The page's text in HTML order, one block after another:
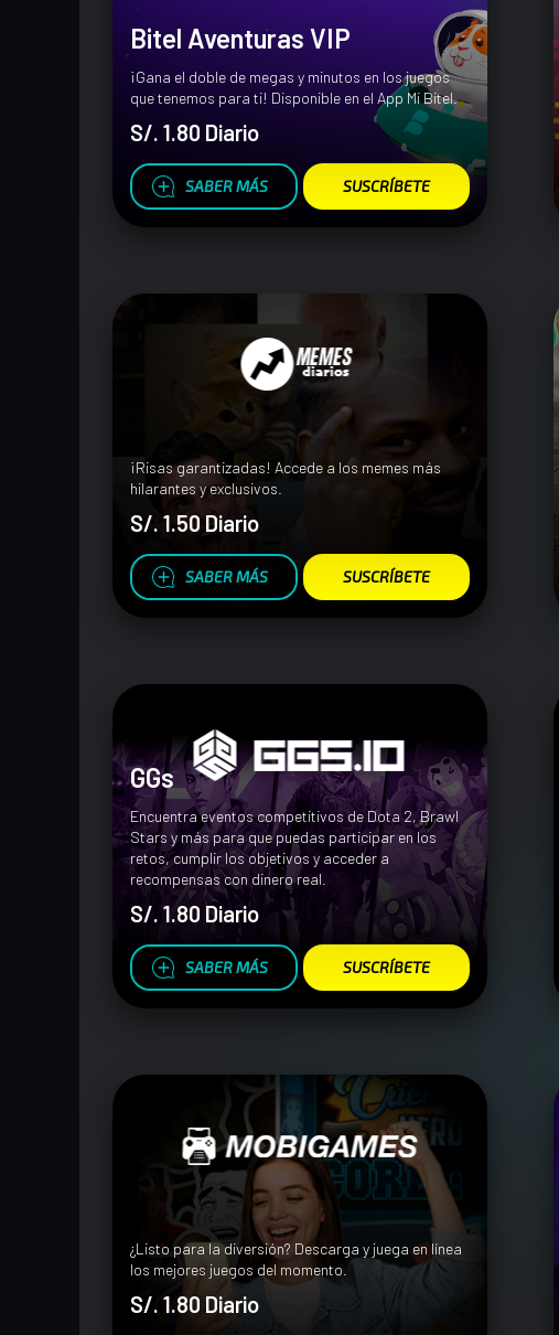
Bitel Aventuras VIP
¡Gana el doble de megas y minutos en los juegos
que tenemos para ti! Disponible en el App Mi Bitel.
S/. 1.80 Diario
SABER MÁS SUSCRÍBETE
¡Risas garantizadas! Accede a los memes más
hilarantes y exclusivos.
S/. 1.50 Diario
SABER MÁS SUSCRÍBETE
GGs
Encuentra eventos competitivos de Dota 2, Brawl
Stars y más para que puedas participar en los
retos, cumplir los objetivos y acceder a
recompensas con dinero real.
S/. 1.80 Diario
SABER MÁS SUSCRÍBETE
¿Listo para la diversión? Descarga y juega en línea
los mejores juegos del momento.
S/. 1.80 Diario